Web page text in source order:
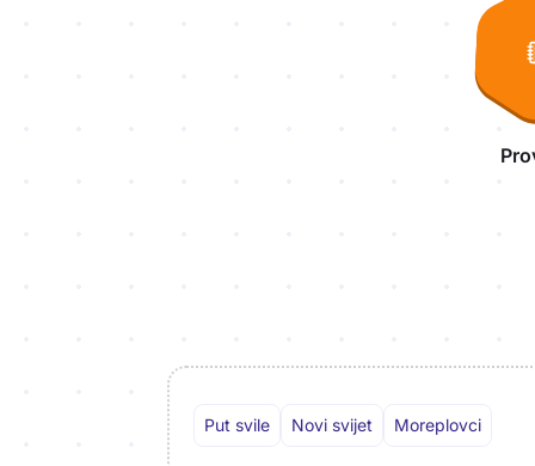
Put svile Novi svijet Moreplovci